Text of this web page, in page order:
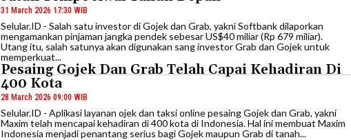
31 March 2026 17:30 WIB
Selular.ID - Salah satu investor di Gojek dan Grab, yakni Softbank dilaporkan
mengamankan pinjaman jangka pendek sebesar US$40 miliar (Rp 679 miliar).
Utang itu, salah satunya akan digunakan sang investor Grab dan Gojek untuk
memperkuat...
Pesaing Gojek Dan Grab Telah Capai Kehadiran Di
400 Kota
28 March 2026 09:00 WIB
Selular.ID - Aplikasi layanan ojek dan taksi online pesaing Gojek dan Grab, yakni
Maxim telah mencapai kehadiran di 400 kota di Indonesia. Hal ini membuat Maxim
Indonesia menjadi penantang serius bagi Gojek maupun Grab di tanah...